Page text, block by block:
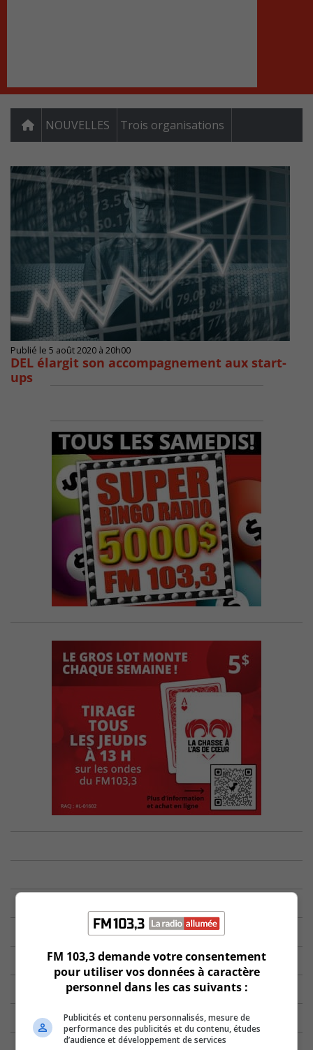
NOUVELLES Trois organisations
Publié le 5 août 2020 à 20h00
DEL élargit son accompagnement aux start-
ups
FM 103,3 demande votre consentement
pour utiliser vos données à caractère
personnel dans les cas suivants :
Publicités et contenu personnalisés, mesure de
performance des publicités et du contenu, études
d’audience et développement de services